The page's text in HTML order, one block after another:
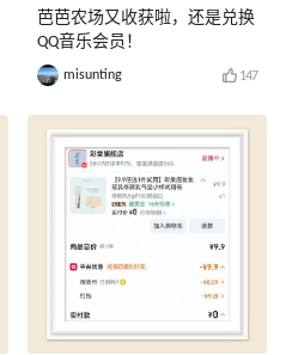
芭芭农场又收获啦，还是兑换
QQ音乐会员！
misunting 147